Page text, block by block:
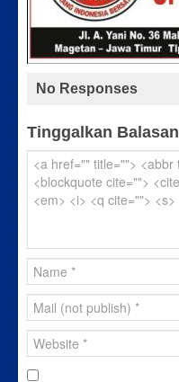
No Responses
Tinggalkan Balasan